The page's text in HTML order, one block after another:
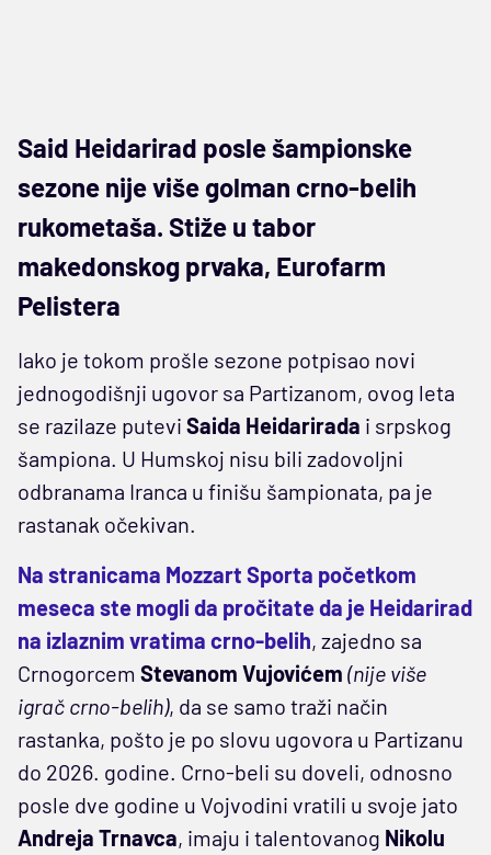
Said Heidarirad posle šampionske
sezone nije više golman crno-belih
rukometaša. Stiže u tabor
makedonskog prvaka, Eurofarm
Pelistera
Iako je tokom prošle sezone potpisao novi
jednogodišnji ugovor sa Partizanom, ovog leta
se razilaze putevi Saida Heidarirada i srpskog
šampiona. U Humskoj nisu bili zadovoljni
odbranama Iranca u finišu šampionata, pa je
rastanak očekivan.
Na stranicama Mozzart Sporta početkom
meseca ste mogli da pročitate da je Heidarirad
na izlaznim vratima crno-belih, zajedno sa
Crnogorcem Stevanom Vujovićem (nije više
igrač crno-belih), da se samo traži način
rastanka, pošto je po slovu ugovora u Partizanu
do 2026. godine. Crno-beli su doveli, odnosno
posle dve godine u Vojvodini vratili u svoje jato
Andreja Trnavca, imaju i talentovanog Nikolu